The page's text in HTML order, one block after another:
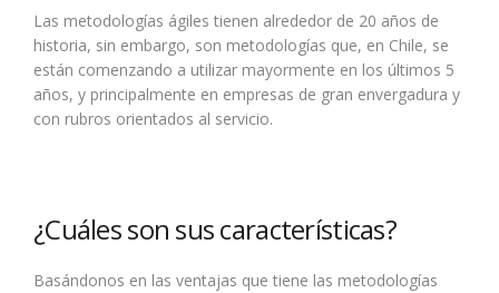
Las metodologías ágiles tienen alrededor de 20 años de
historia, sin embargo, son metodologías que, en Chile, se
están comenzando a utilizar mayormente en los últimos 5
años, y principalmente en empresas de gran envergadura y
con rubros orientados al servicio.
¿Cuáles son sus características?
Basándonos en las ventajas que tiene las metodologías